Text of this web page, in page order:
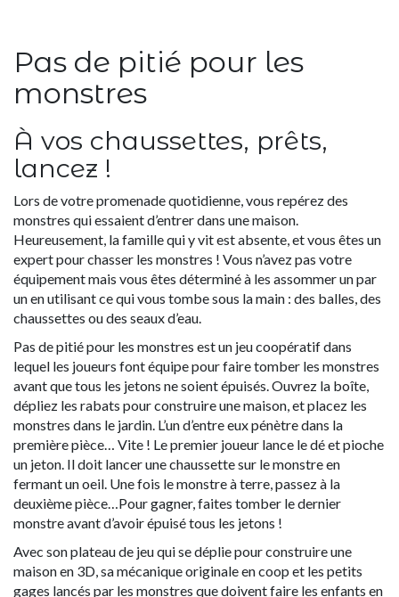
Pas de pitié pour les
monstres
À vos chaussettes, prêts,
lancez !
Lors de votre promenade quotidienne, vous repérez des
monstres qui essaient d’entrer dans une maison.
Heureusement, la famille qui y vit est absente, et vous êtes un
expert pour chasser les monstres ! Vous n’avez pas votre
équipement mais vous êtes déterminé à les assommer un par
un en utilisant ce qui vous tombe sous la main : des balles, des
chaussettes ou des seaux d’eau.
Pas de pitié pour les monstres est un jeu coopératifdans
lequel les joueurs font équipe pour faire tomber les monstres
avant que tous les jetons ne soient épuisés. Ouvrez la boîte,
dépliez les rabats pour construire une maison, et placez les
monstres dans le jardin. L’un d’entre eux pénètre dans la
première pièce… Vite ! Le premier joueur lance le dé et pioche
un jeton. Il doit lancer une chaussette sur le monstre en
fermant un oeil. Une fois le monstre à terre, passez à la
deuxième pièce…Pour gagner, faites tomber le dernier
monstre avant d’avoir épuisé tous les jetons !
Avec son plateau de jeu qui se déplie pour construire une
maison en 3D, sa mécanique originale en coop et les petits
gages lancés par les monstres que doivent faire les enfants en